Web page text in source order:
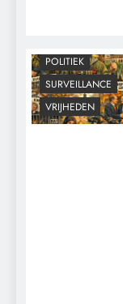
POLITIEK
SURVEILLANCE
VRIJHEDEN